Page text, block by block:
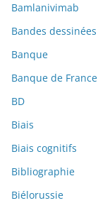
Bamlanivimab
Bandes dessinées
Banque
Banque de France
BD
Biais
Biais cognitifs
Bibliographie
Biélorussie